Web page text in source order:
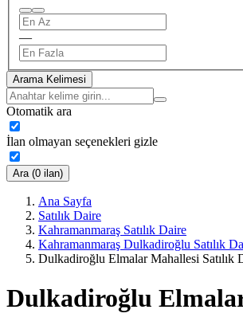
—
Arama Kelimesi
Otomatik ara
İlan olmayan seçenekleri gizle
Ara (0 ilan)
Ana Sayfa
Satılık Daire
Kahramanmaraş Satılık Daire
Kahramanmaraş Dulkadiroğlu Satılık
Dulkadiroğlu Elmalar Mahallesi Satılık
Dulkadiroğlu